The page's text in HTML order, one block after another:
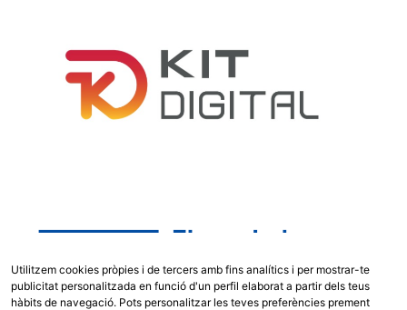
Utilitzem cookies pròpies i de tercers amb fins analítics i per mostrar-te
publicitat personalitzada en funció d'un perfil elaborat a partir dels teus
hàbits de navegació. Pots personalitzar les teves preferències prement